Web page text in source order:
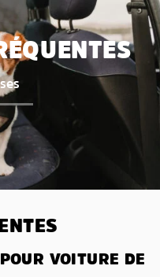
VOITURE DE